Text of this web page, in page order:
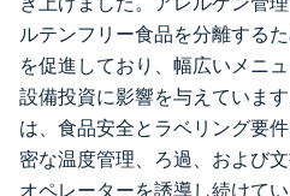
ルテンフリー食品を分離する
を促進しており、幅広いメニ
設備投資に影響を与えていま
は、食品安全とラベリング要
密な温度管理、ろ過、および
オペレーターを誘導し続けて